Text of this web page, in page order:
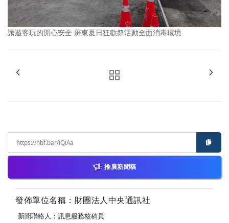
讓遊客玩的開心安全 屏東夏日狂歡祭活動全面消毒環境
推廣新聞稿
發佈單位名稱：財團法人中央通訊社
新聞聯絡人：訊息服務核稿員